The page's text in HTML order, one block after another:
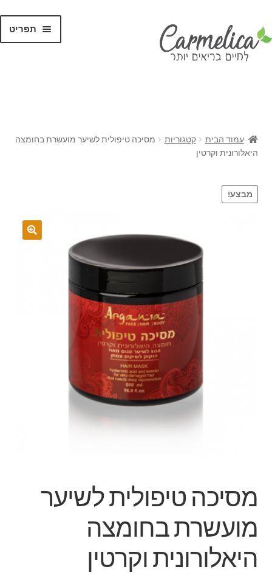
תפריט
עמוד הבית קטגוריות
מסיכה טיפולית לשיער מועשרת בחומצה
היאלורונית וקרטין
מבצע!
מסיכה טיפולית לשיער
מועשרת בחומצה
היאלורונית וקרטין